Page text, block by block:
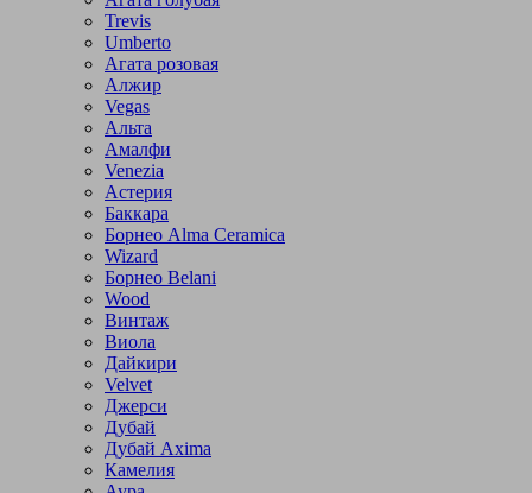
Trevis
Umberto
Агата розовая
Алжир
Vegas
Альта
Амалфи
Venezia
Астерия
Баккара
Борнео Alma Ceramica
Wizard
Борнео Belani
Wood
Винтаж
Виола
Дайкири
Velvet
Джерси
Дубай
Дубай Axima
Камелия